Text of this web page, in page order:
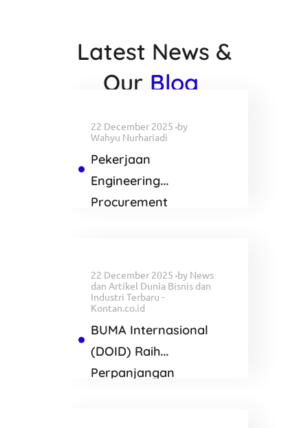
Latest News &
Our Blog
22 December 2025 by
Wahyu Nurhariadi
Pekerjaan
Engineering
Procurement
22 December 2025 by News
dan Artikel Dunia Bisnis dan
Industri Terbaru -
Kontan.co.id
BUMA Internasional
(DOID) Raih
Perpanjangan